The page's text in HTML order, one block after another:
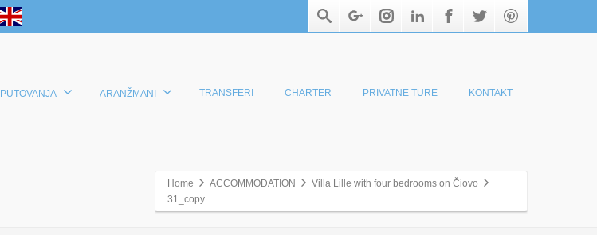
PUTOVANJA ARANŽMANI TRANSFERI CHARTER PRIVATNE TURE KONTAKT
Home ACCOMMODATION
Villa Lille with four bedrooms on Čiovo
31_copy